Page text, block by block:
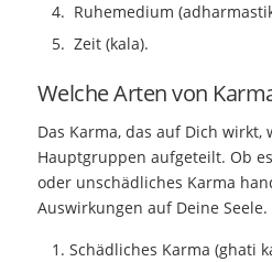
Ruhemedium
Zeit (kala).
Welche Arten von
Das Karma, das auf Dich wirkt,
Hauptgruppen aufgeteilt. Ob
oder unschädliches Karma
Auswirkungen auf Deine Seele.
Schädliches Karma (ghati